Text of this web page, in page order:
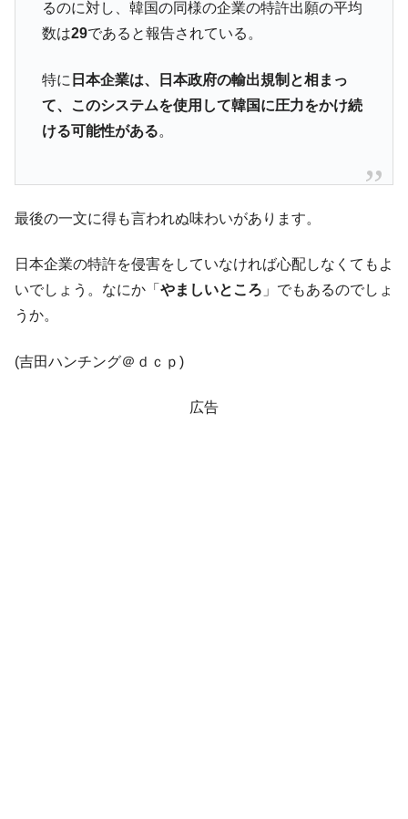
Fact1
全て勝つといくら？ 競馬GI競走で勝利騎手がもら
える賞金とは？
Fact1
発表から2日で大崩壊、鳴かず飛ばずに終わりそう
なスーパーリーグとは？
Fact1
日本人マスターズ挑戦の歴史。松山以前に最高位
Fact1
甲子園通算本塁打、最多の清原に次いで多く打っ
ている意外な選手とは？
るのに対し、韓国の同様の企業の特許出願の平均
数は29であると報告されている。
特に 日本企業は、日本政府の輸出規制と相まっ
て、このシステムを使用して韓国に圧力をかけ続
ける可能性がある。
最後の一文に得も言われぬ味わいがあります。
日本企業の特許を侵害をしていなければ心配しなくてもよ
いでしょう。なにか「 やましいところ 」でもあるのでしょ
うか。
(吉田ハンチング＠ｄｃｐ)
広告